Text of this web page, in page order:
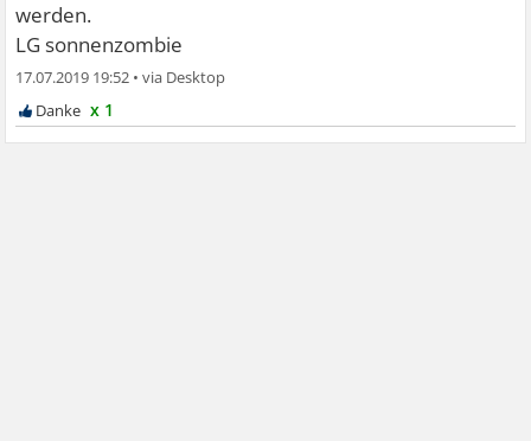
werden.
LG sonnenzombie
17.07.2019 19:52 •
x 1